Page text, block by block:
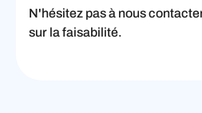
N'hésitez pas à nous
sur la faisabilité.